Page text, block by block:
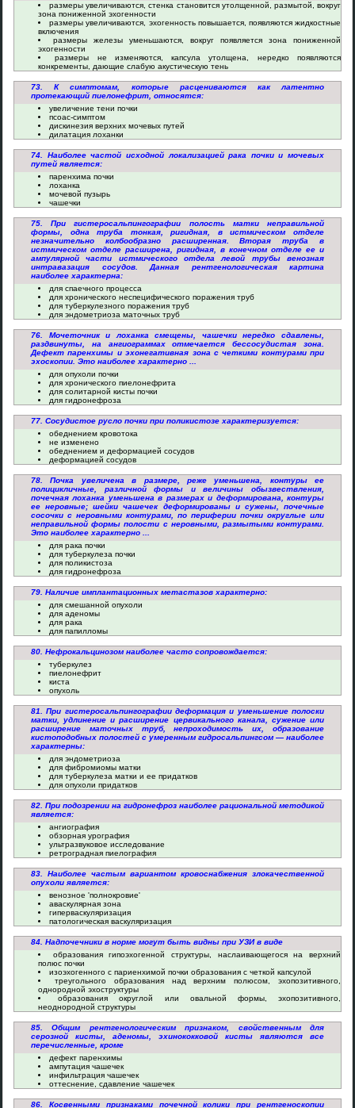
размеры увеличиваются, стенка становится утолщенной, размытой, вокруг
зона пониженной эхогенности
размеры увеличиваются, эхогенность повышается, появляются жидкостные
включения
размеры железы уменьшаются, вокруг появляется зона пониженной
эхогенности
размеры не изменяются, капсула утолщена, нередко появляются
конкременты, дающие слабую акустическую тень
73. К симптомам, которые расцениваются как латентно
протекающий пиелонефрит, относятся:
увеличение тени почки
псоас-симптом
дискинезия верхних мочевых путей
дилатация лоханки
74. Наиболее частой исходной локализацией рака почки и мочевых
путей является:
паренхима почки
лоханка
мочевой пузырь
чашечки
75. При гистеросальпингографии полость матки неправильной
формы, одна труба тонкая, ригидная, в истмическом отделе
незначительно колбообразно расширенная. Вторая труба в
истмическом отделе расширена, ригидная, в конечном отделе ее и
ампулярной части истмического отдела левой трубы венозная
интравазация сосудов. Данная рентгенологическая картина
наиболее характерна:
для спаечного процесса
для хронического неспецифического поражения труб
для туберкулезного поражения труб
для эндометриоза маточных труб
76. Мочеточник и лоханка смещены, чашечки нередко сдавлены,
раздвинуты, на ангиограммах отмечается бессосудистая зона.
Дефект паренхимы и эхонегативная зона с четкими контурами при
эхоскопии. Это наиболее характерно ...
для опухоли почки
для хронического пиелонефрита
для солитарной кисты почки
для гидронефроза
77. Сосудистое русло почки при поликистозе характеризуется:
обеднением кровотока
не изменено
обеднением и деформацией сосудов
деформацией сосудов
78. Почка увеличена в размере, реже уменьшена, контуры ее
полицикличные, различной формы и величины обызвествления,
почечная лоханка уменьшена в размерах и деформирована, контуры
ее неровные; шейки чашечек деформированы и сужены, почечные
сосочки с неровными контурами, по периферии почки округлые или
неправильной формы полости с неровными, размытыми контурами.
Это наиболее характерно ...
для рака почки
для туберкулеза почки
для поликистоза
для гидронефроза
79. Наличие имплантационных метастазов характерно:
для смешанной опухоли
для аденомы
для рака
для папилломы
80. Нефрокальцинозом наиболее часто сопровождается:
туберкулез
пиелонефрит
киста
опухоль
81. При гистеросальпингографии деформация и уменьшение полоски
матки, удлинение и расширение цервикального канала, сужение или
расширение маточных труб, непроходимость их, образование
кистоподобных полостей с умеренным гидросальпингсом — наиболее
характерны:
для эндометриоза
для фибромиомы матки
для туберкулеза матки и ее придатков
для опухоли придатков
82. При подозрении на гидронефроз наиболее рациональной методикой
является:
ангиография
обзорная урография
ультразвуковое исследование
ретроградная пиелография
83. Наиболее частым вариантом кровоснабжения злокачественной
опухоли является:
венозное 'полнокровие'
аваскулярная зона
гиперваскуляризация
патологическая васкуляризация
84. Надпочечники в норме могут быть видны при УЗИ в виде
образования гипоэхогенной структуры, наслаивающегося на верхний
полюс почки
изоэхогенного с париенхимой почки образования с четкой капсулой
треугольного образования над верхним полюсом, эхопозитивного,
однородной эхоструктуры
образования округлой или овальной формы, эхопозитивного,
неоднородной структуры
85. Общим рентгенологическим признаком, свойственным для
серозной кисты, аденомы, эхинококковой кисты являются все
перечисленные, кроме
дефект паренхимы
ампутация чашечек
инфильтрация чашечек
оттеснение, сдавление чашечек
86. Косвенными признаками почечной колики при рентгеноскопии